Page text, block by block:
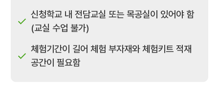
신청학교 내 전담교실 또는 목공실이 있어야 함
(교실 수업 불가)
체험기간이 길어 체험 부자재와 체험키트 적재
공간이 필요함